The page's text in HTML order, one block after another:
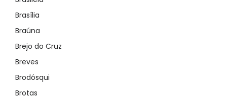
Brasília
Braúna
Brejo do Cruz
Breves
Brodósqui
Brotas